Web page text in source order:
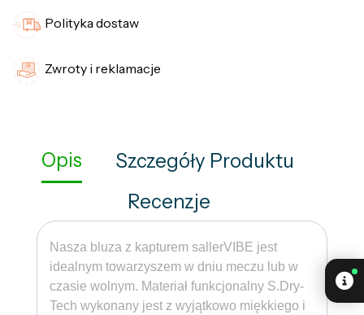
Polityka dostaw
Zwroty i reklamacje
Opis
Szczegóły Produktu
Recenzje
Nasza bluza z kapturem sallerVIBE jest
idealnym towarzyszem w dniu meczu lub w
czasie wolnym. Materiał funkcjonalny S.Dry-
Tech wykonany jest z wyjątkowo miękkiego i